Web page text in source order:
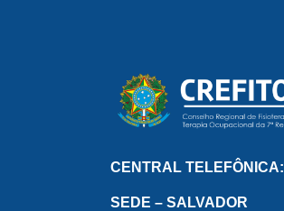
CENTRAL TELEFÔNICA:
SEDE – SALVADOR